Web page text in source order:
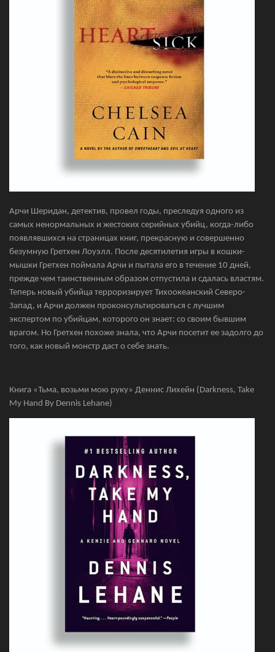
Арчи Шеридан, детектив, провел годы, преследуя одного из
самых ненормальных и жестоких серийных убийц, когда-либо
появлявшихся на страницах книг, прекрасную и совершенно
безумную Гретхен Лоуэлл. После десятилетия игры в кошки-
мышки Гретхен поймала Арчи и пытала его в течение 10 дней,
прежде чем таинственным образом отпустила и сдалась властям.
Теперь новый убийца терроризирует Тихоокеанский Северо-
Запад, и Арчи должен проконсультироваться с лучшим
экспертом по убийцам, которого он знает: со своим бывшим
врагом. Но Гретхен похоже знала, что Арчи посетит ее задолго до
того, как новый монстр даст о себе знать.
Книга «Тьма, возьми мою руку» Деннис Лихейн (Darkness, Take
My Hand By Dennis Lehane)